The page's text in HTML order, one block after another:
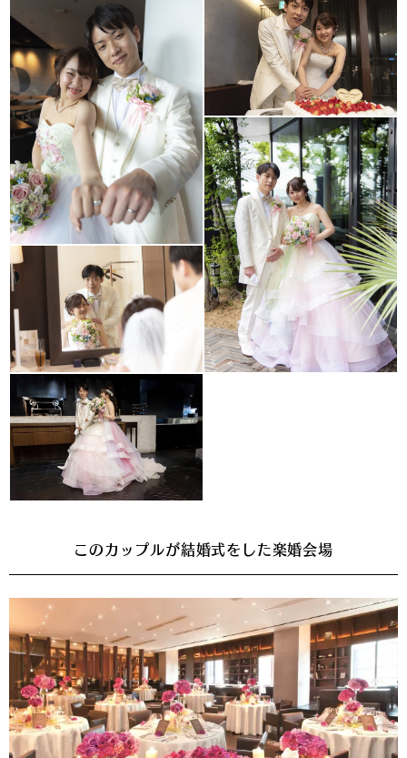
このカップルが結婚式をした楽婚会場